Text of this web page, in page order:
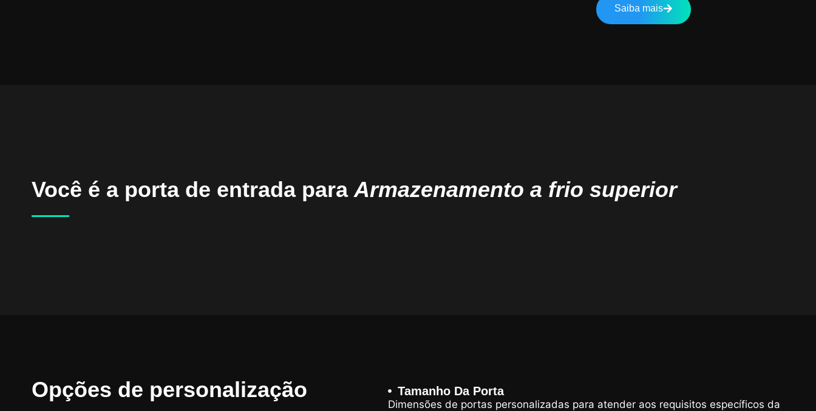
Saiba mais
Você é a porta de entrada para Armazenamento a frio superior
Opções de personalização Tamanho Da Porta
Dimensões de portas personalizadas para atender aos requisitos específicos da